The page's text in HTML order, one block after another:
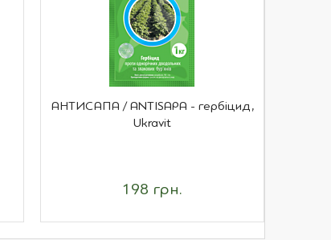
АНТИСАПА / ANTISAPA - гербіцид,
Ukravit
198 грн.